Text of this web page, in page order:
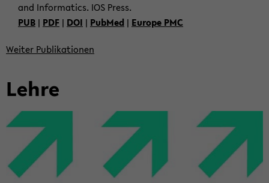
and In­for­ma­tics. IOS Press.
PUB | PDF | DOI | Pub­Med | Eu­ro­pe PMC
Wei­ter Pu­bli­ka­tio­nen
Lehre